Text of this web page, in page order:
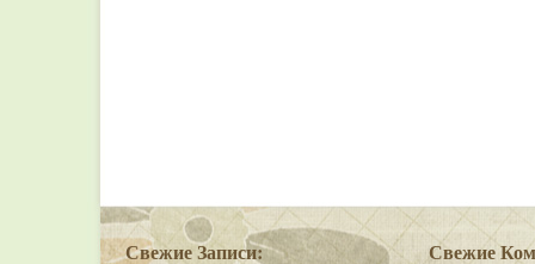
Свежие Записи: Свежие